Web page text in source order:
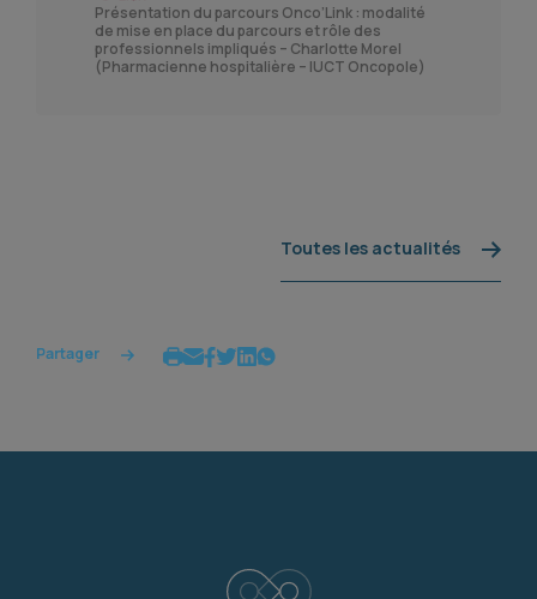
Présentation du parcours Onco’Link : modalité
de mise en place du parcours et rôle des
professionnels impliqués – Charlotte Morel
(Pharmacienne hospitalière – IUCT Oncopole)
Toutes les actualités
Partager